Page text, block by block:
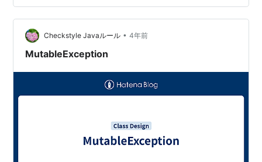
Checkstyle Javaルール • 4年前
MutableException